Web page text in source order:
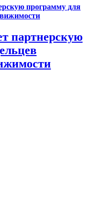
партнерскую